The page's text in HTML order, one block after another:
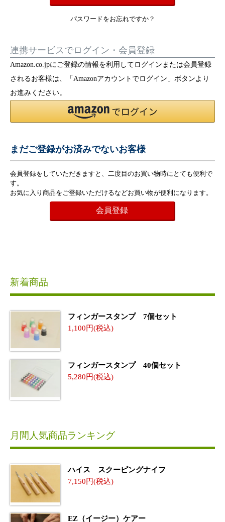
パスワードをお忘れですか？
連携サービスでログイン・会員登録
Amazon.co.jpにご登録の情報を利用してログインまたは会員登録
されるお客様は、「Amazonアカウントでログイン」ボタンより
お進みください。
まだご登録がお済みでないお客様
会員登録をしていただきますと、二度目のお買い物時にとても便利で
す。
お気に入り商品をご登録いただけるなどお買い物が便利になります。
会員登録
新着商品
フィンガースタンプ 7個セット
1,100
フィンガースタンプ 40個セット
5,280
月間人気商品ランキング
ハイス スクーピングナイフ
7,150
EZ（イージー）ケアー